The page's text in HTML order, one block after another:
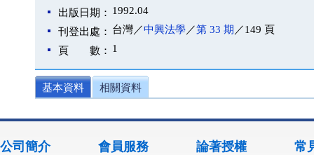
出版日期： 1992.04
刊登出處： 台灣／中興法學／第 33 期 ／149 頁
頁 數： 1
基本資料 相關資料
公司簡介 會員服務 論著授權 常